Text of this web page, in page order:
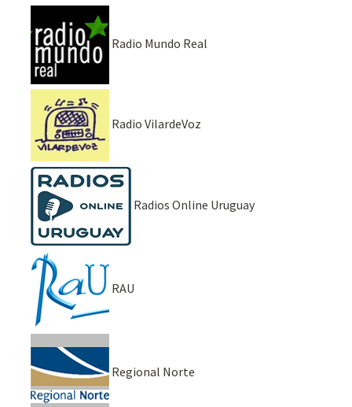
Radio Mundo Real
Radio VilardeVoz
Radios Online Uruguay
RAU
Regional Norte